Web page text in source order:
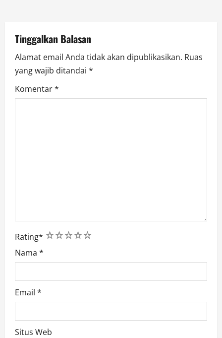
o
n
Tinggalkan Balasan
Alamat email Anda tidak akan dipublikasikan. Ruas
yang wajib ditandai *
Komentar*
Rating* 5
4
3
2
1
Nama *
Email *
Situs Web